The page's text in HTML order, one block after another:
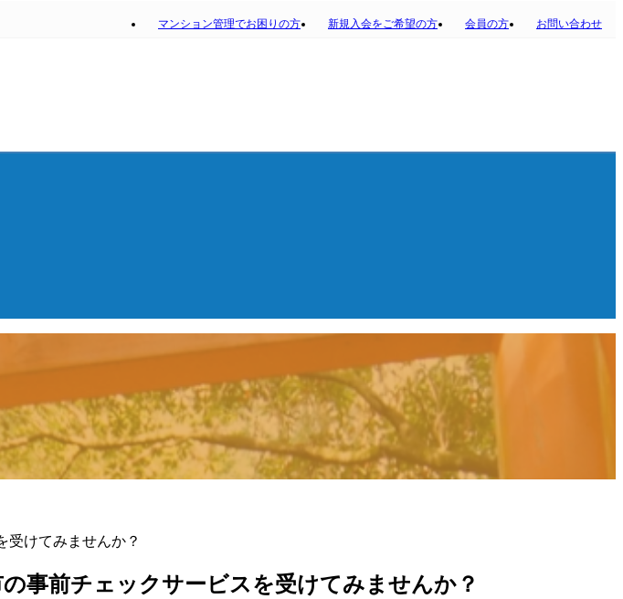
マンション管理でお困りの方 新規入会をご希望の方 会員の方 お問い合わせ
けてみませんか？
事前チェックサービスを受けてみませんか？